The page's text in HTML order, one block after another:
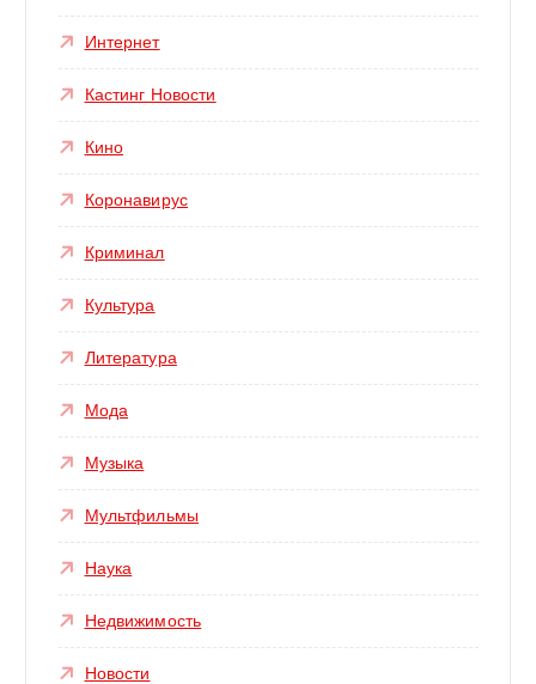
Интернет
Кастинг Новости
Кино
Коронавирус
Криминал
Культура
Литература
Мода
Музыка
Мультфильмы
Наука
Недвижимость
Новости